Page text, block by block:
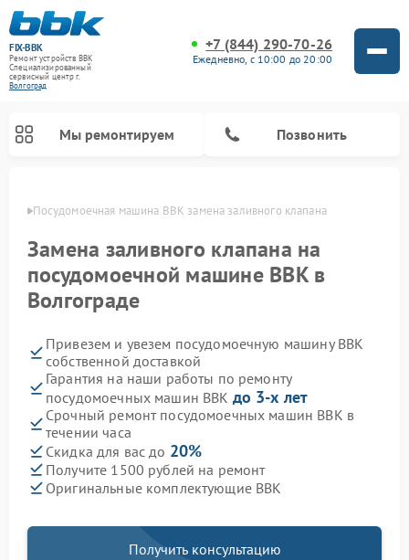
FIX-BBK
Ремонт устройств BBK
Специализированный
cервисный центр г.
Волгоград
+7 (844) 290-70-26
Ежедневно, с 10:00 до 20:00
Мы ремонтируем Позвонить
Посудомоечная машина BBK замена заливного клапана
Замена заливного клапана на
посудомоечной машине BBK в
Волгограде
Привезем и увезем посудомоечную машину BBK
собственной доставкой
Гарантия на наши работы по ремонту
посудомоечных машин BBK до 3-х лет
Срочный ремонт посудомоечных машин BBK в
течении часа
Скидка для вас до 20%
Получите 1500 рублей на ремонт
Оригинальные комплектующие BBK
Получить консультацию